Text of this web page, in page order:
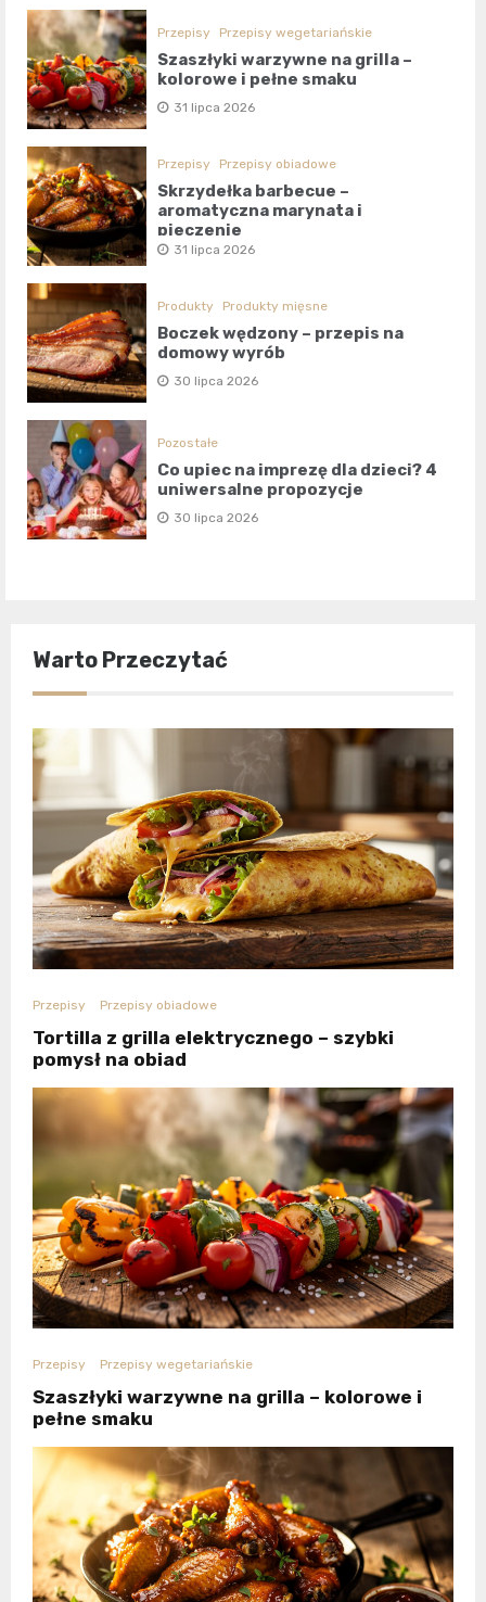
Przepisy Przepisy wegetariańskie
Szaszłyki warzywne na grilla –
kolorowe i pełne smaku
31 lipca 2026
Przepisy Przepisy obiadowe
Skrzydełka barbecue –
aromatyczna marynata i
pieczenie
31 lipca 2026
Produkty Produkty mięsne
Boczek wędzony – przepis na
domowy wyrób
30 lipca 2026
Pozostałe
Co upiec na imprezę dla dzieci? 4
uniwersalne propozycje
30 lipca 2026
Warto Przeczytać
Przepisy Przepisy obiadowe
Tortilla z grilla elektrycznego – szybki
pomysł na obiad
Przepisy Przepisy wegetariańskie
Szaszłyki warzywne na grilla – kolorowe i
pełne smaku